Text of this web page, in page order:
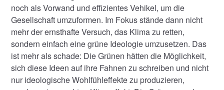
noch als Vorwand und effizientes Vehikel, um die
Gesellschaft umzuformen. Im Fokus stände dann nicht
mehr der ernsthafte Versuch, das Klima zu retten,
sondern einfach eine grüne Ideologie umzusetzen. Das
ist mehr als schade: Die Grünen hätten die Möglichkeit,
sich diese Ideen auf ihre Fahnen zu schreiben und nicht
nur ideologische Wohlfühleffekte zu produzieren,